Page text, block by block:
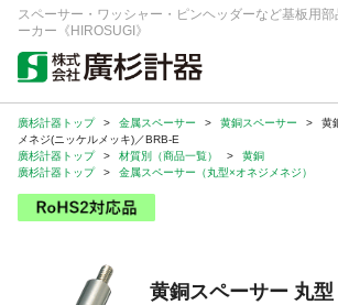
スペーサー・ワッシャー・ピンヘッダーなど基板用
ーカー《HIROSUGI》
キーワード 品番/シリーズ
商品カテゴリから探す
ジャンルから探す
廣杉計器トップ > 金属スペーサー > 黄銅スペーサー >
黄
メネジ(ニッケルメッキ)／BRB-E
廣杉計器トップ
> 材質別（商品一覧） >
黄銅
廣杉計器トップ
> 金属スペーサー（丸型×オネジメネジ）
黄銅スペーサー 丸